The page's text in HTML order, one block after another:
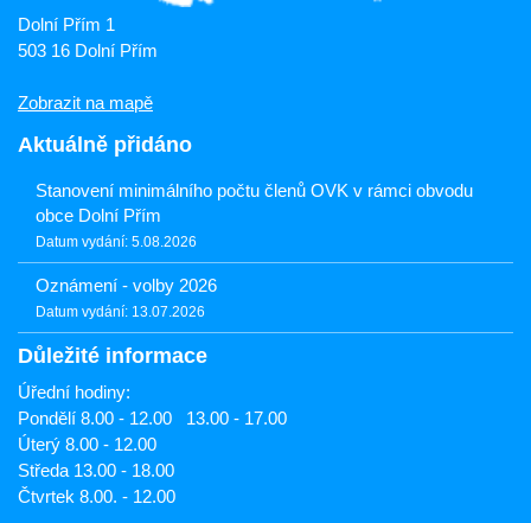
Dolní Přím 1
503 16 Dolní Přím
Zobrazit na mapě
Aktuálně přidáno
Stanovení minimálního počtu členů OVK v rámci obvodu
obce Dolní Přím
Datum vydání: 5.08.2026
Oznámení - volby 2026
Datum vydání: 13.07.2026
Důležité informace
Úřední hodiny:
Pondělí 8.00 - 12.00 13.00 - 17.00
Úterý 8.00 - 12.00
Středa 13.00 - 18.00
Čtvrtek 8.00. - 12.00